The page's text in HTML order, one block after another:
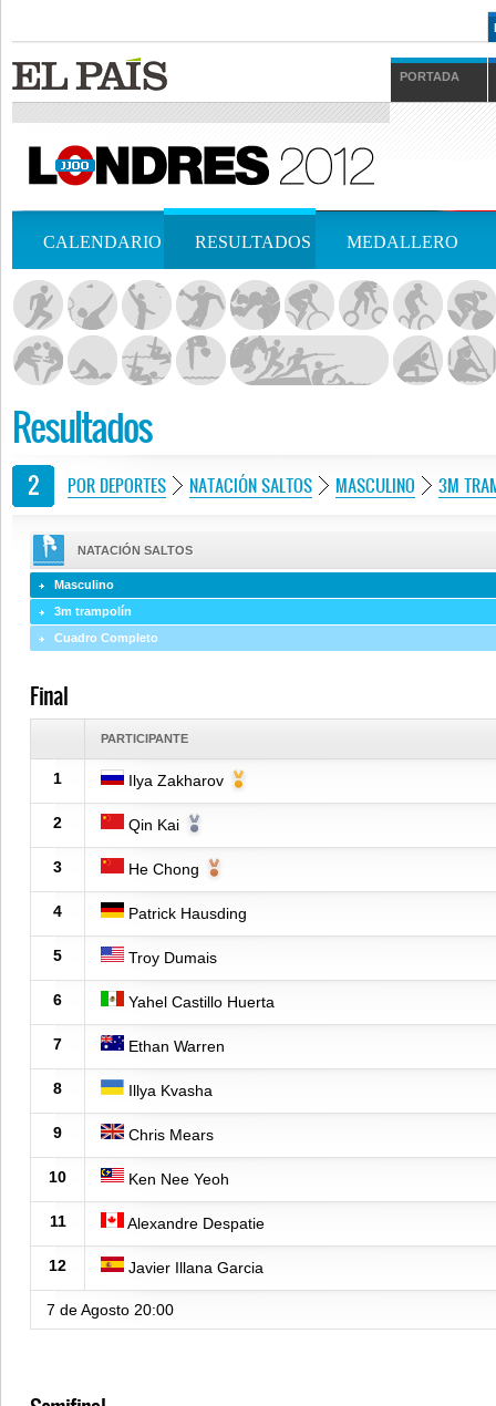
PORTADA
CALENDARIO RESULTADOS MEDALLERO
Resultados
POR DEPORTES NATACIÓN SALTOS MASCULINO 3M
NATACIÓN SALTOS
Masculino
3m trampolín
Cuadro Completo
Final
PARTICIPANTE
1 Ilya Zakharov
2 Qin Kai
3 He Chong
4 Patrick Hausding
5 Troy Dumais
6 Yahel Castillo Huerta
7 Ethan Warren
8 Illya Kvasha
9 Chris Mears
10 Ken Nee Yeoh
11 Alexandre Despatie
12 Javier Illana Garcia
7 de Agosto 20:00